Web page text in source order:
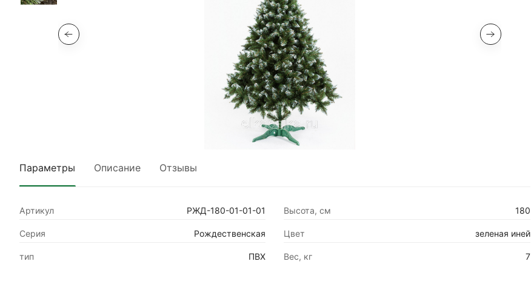
Параметры Описание Отзывы
Артикул РЖД-180-01-01-01 Высота, см 180
Серия Рождественская Цвет зеленая иней
тип ПВХ Вес, кг 7